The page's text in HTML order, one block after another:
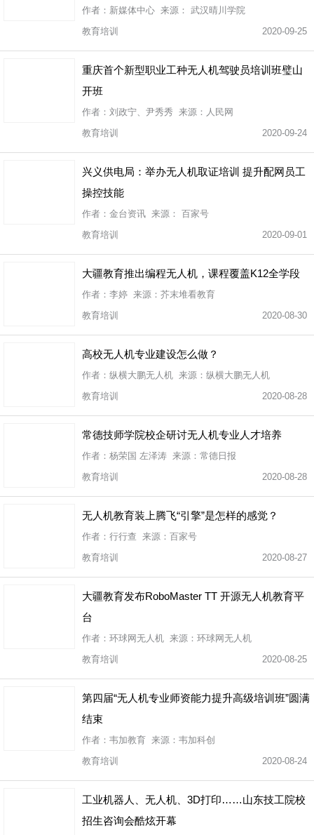
作者：新媒体中心 来源： 武汉晴川学院
教育培训
2020-09-25
重庆首个新型职业工种无人机驾驶员培训班璧山
开班
作者：刘政宁、尹秀秀 来源：人民网
教育培训
2020-09-24
兴义供电局：举办无人机取证培训 提升配网员工
操控技能
作者：金台资讯 来源： 百家号
教育培训
2020-09-01
大疆教育推出编程无人机，课程覆盖K12全学段
作者：李婷 来源：芥末堆看教育
教育培训
2020-08-30
高校无人机专业建设怎么做？
作者：纵横大鹏无人机 来源：纵横大鹏无人机
教育培训
2020-08-28
常德技师学院校企研讨无人机专业人才培养
作者：杨荣国 左泽涛 来源：常德日报
教育培训
2020-08-28
无人机教育装上腾飞“引擎”是怎样的感觉？
作者：行行查 来源：百家号
教育培训
2020-08-27
大疆教育发布RoboMaster TT 开源无人机教育平
台
作者：环球网无人机 来源：环球网无人机
教育培训
2020-08-25
第四届“无人机专业师资能力提升高级培训班”圆满
结束
作者：韦加教育 来源：韦加科创
教育培训
2020-08-24
工业机器人、无人机、3D打印……山东技工院校
招生咨询会酷炫开幕